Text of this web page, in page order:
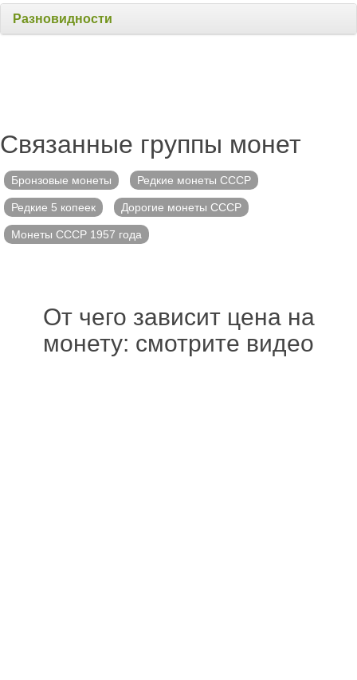
Разновидности
Связанные группы монет
Бронзовые монеты Редкие монеты СССР
Редкие 5 копеек Дорогие монеты СССР
Монеты СССР 1957 года
От чего зависит цена на
монету: смотрите видео